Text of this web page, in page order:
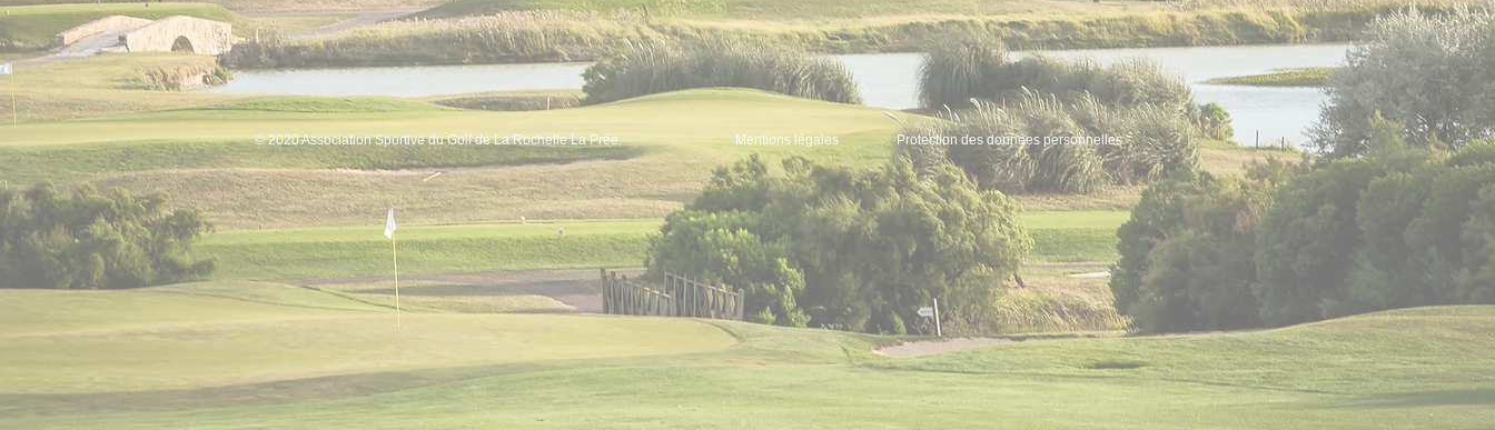
© 2020 Association Sportive du Golf de La Rochelle La Prée. Mentions légales Protection des données personnelles